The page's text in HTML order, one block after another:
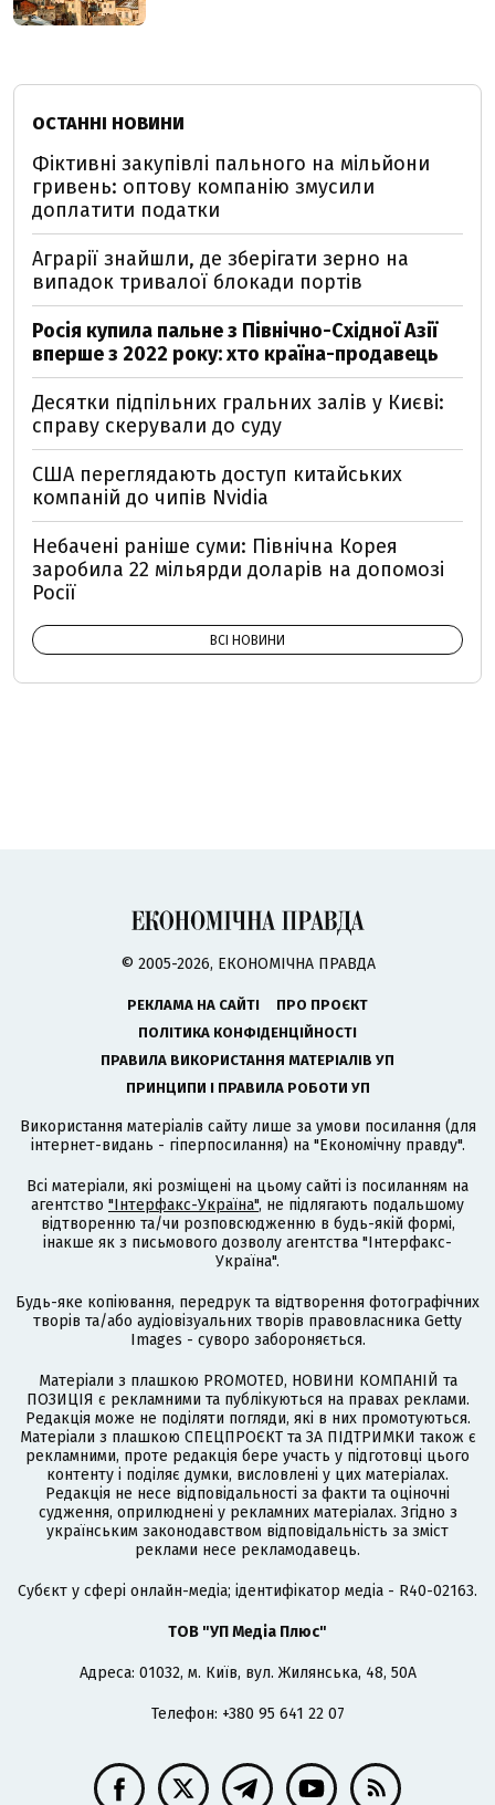
ОСТАННІ НОВИНИ
Фіктивні закупівлі пального на мільйони
гривень: оптову компанію змусили
доплатити податки
Аграрії знайшли, де зберігати зерно на
випадок тривалої блокади портів
Росія купила пальне з Північно-Східної Азії
вперше з 2022 року: хто країна-продавець
Десятки підпільних гральних залів у Києві:
справу скерували до суду
США переглядають доступ китайських
компаній до чипів Nvidia
Небачені раніше суми: Північна Корея
заробила 22 мільярди доларів на допомозі
Росії
ВСІ НОВИНИ
© 2005-2026, ЕКОНОМІЧНА ПРАВДА
РЕКЛАМА НА САЙТІ
ПРО ПРОЄКТ
ПОЛІТИКА КОНФІДЕНЦІЙНОСТІ
ПРАВИЛА ВИКОРИСТАННЯ МАТЕРІАЛІВ УП
ПРИНЦИПИ І ПРАВИЛА РОБОТИ УП
Використання матеріалів сайту лише за умови посилання (для
інтернет-видань - гіперпосилання) на "Економічну правду".
Всі матеріали, які розміщені на цьому сайті із посиланням на
агентство "Інтерфакс-Україна", не підлягають подальшому
відтворенню та/чи розповсюдженню в будь-якій формі,
інакше як з письмового дозволу агентства "Інтерфакс-
Україна".
Будь-яке копіювання, передрук та відтворення фотографічних
творів та/або аудіовізуальних творів правовласника Getty
Images - суворо забороняється.
Матеріали з плашкою PROMOTED, НОВИНИ КОМПАНІЙ та
ПОЗИЦІЯ є рекламними та публікуються на правах реклами.
Редакція може не поділяти погляди, які в них промотуються.
Матеріали з плашкою СПЕЦПРОЄКТ та ЗА ПІДТРИМКИ також є
рекламними, проте редакція бере участь у підготовці цього
контенту і поділяє думки, висловлені у цих матеріалах.
Редакція не несе відповідальності за факти та оціночні
судження, оприлюднені у рекламних матеріалах. Згідно з
українським законодавством відповідальність за зміст
реклами несе рекламодавець.
Cубєкт у сфері онлайн-медіа; ідентифікатор медіа - R40-02163.
ТОВ "УП Медіа Плюс"
Адреса: 01032, м. Київ, вул. Жилянська, 48, 50А
Телефон: +380 95 641 22 07